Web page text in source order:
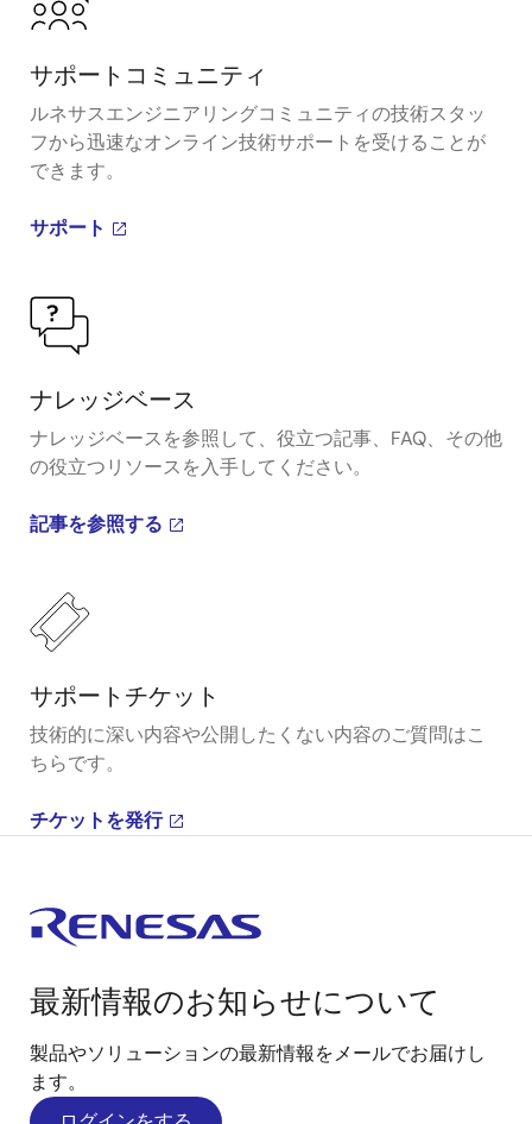
サポートコミュニティ
ルネサスエンジニアリングコミュニティの技術スタッ
フから迅速なオンライン技術サポートを受けることが
できます。
サポート
ナレッジベース
ナレッジベースを参照して、役立つ記事、FAQ、その他
の役立つリソースを入手してください。
記事を参照する
サポートチケット
技術的に深い内容や公開したくない内容のご質問はこ
ちらです。
チケットを発行
最新情報のお知らせについて
製品やソリューションの最新情報をメールでお届けし
ます。